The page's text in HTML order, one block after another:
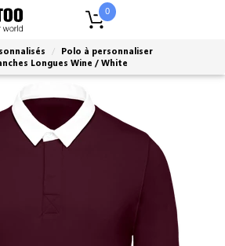
0
Polo à personnaliser
Longues Wine / White